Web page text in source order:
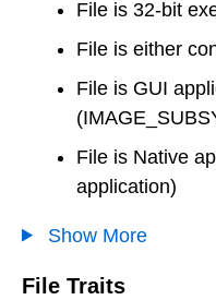
File is 32-bit
File is either
File is GUI
File is Native
application)
Show More
File Traits